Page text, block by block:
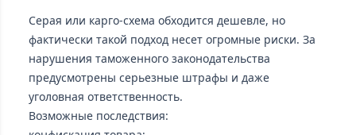
Серая или карго-схема обходится дешевле, но
фактически такой подход несет огромные риски. За
нарушения таможенного законодательства
предусмотрены серьезные штрафы и даже
уголовная ответственность.
Возможные последствия: